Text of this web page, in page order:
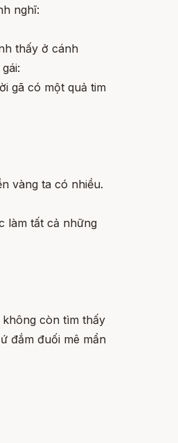
nghĩ:
thấy ở cánh
gã có một quả tim
vàng ta có nhiều.
làm tất cả những
còn tìm thấy
đắm đuối mê mẩn